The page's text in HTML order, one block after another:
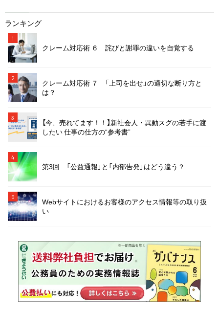
ランキング
1
クレーム対応術 ６ 詫びと謝罪の違いを自覚する
2
クレーム対応術 ７ 「上司を出せ」の適切な断り方と
は？
3
【今、売れてます！！】新社会人・異動スグの若手に渡
したい 仕事の仕方の“参考書”
4
第3回 「公益通報」と「内部告発」はどう違う？
5
Webサイトにおけるお客様のアクセス情報等の取り扱
い